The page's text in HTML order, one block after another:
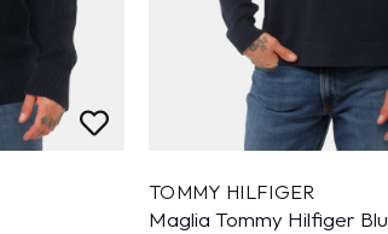
TOMMY HILFIGER
Maglia Tommy Hilfiger Blu